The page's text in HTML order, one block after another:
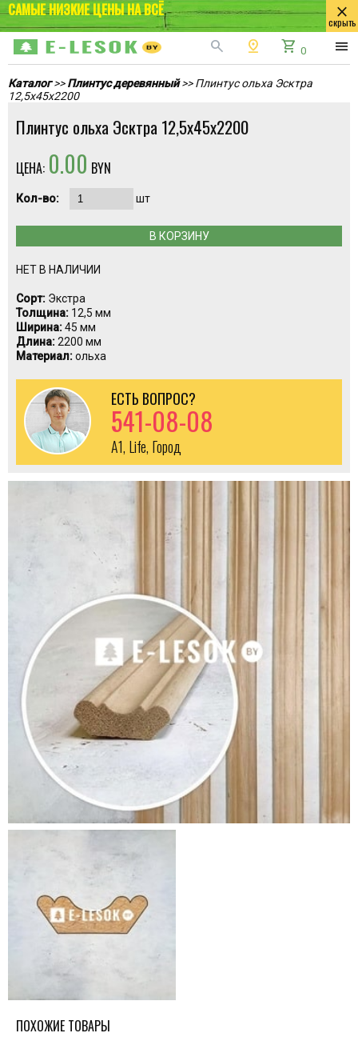
САМЫЕ НИЗКИЕ ЦЕНЫ НА ВСЁ close
скрыть
search pin_drop shopping_cart 0 menu
Каталог>>Плинтус деревянный >> Плинтус ольха Эсктра
12,5x45x2200
ПОХОЖИЕ ТОВАРЫ
Плинтус ольха Эсктра 12,5x45x2200
ЦЕНА: 0.00 BYN
Кол-во: шт
В КОРЗИНУ
НЕТ В НАЛИЧИИ
Сорт: Экстра
Толщина: 12,5 мм
Ширина:45 мм
Длина:2200 мм
Материал:ольха
ЕСТЬ ВОПРОС?
541-08-08
A1, Life, Город